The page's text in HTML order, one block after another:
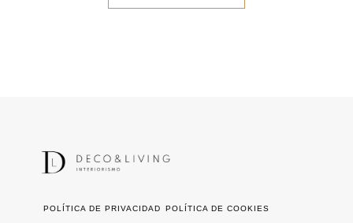
POLÍTICA DE PRIVACIDAD POLÍTICA DE COOKIES